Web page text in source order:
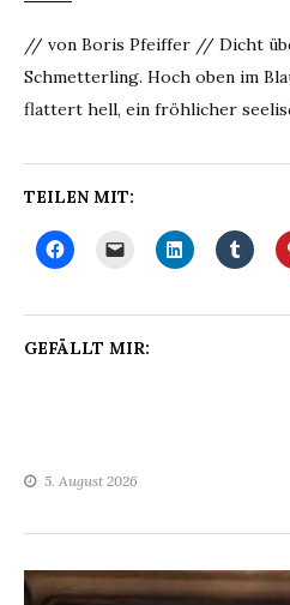
// von Boris Pfeiffer // Dicht
Schmetterling. Hoch oben im
flattert hell, ein fröhlicher
TEILEN MIT:
GEFÄLLT MIR:
5. August 2026